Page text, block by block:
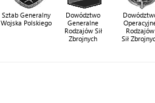
Sztab Generalny
Wojska Polskiego
Dowództwo
Generalne
Rodzajów Sił
Zbrojnych
Rodzajów
Sił